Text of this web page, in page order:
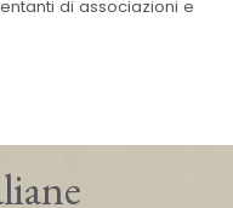
di associazioni e